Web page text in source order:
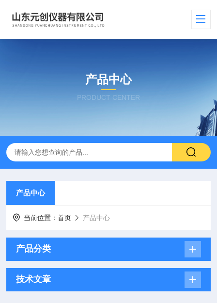
产品中心
PRODUCT CENTER
产品中心
当前位置：首页 产品中心
产品分类
技术文章